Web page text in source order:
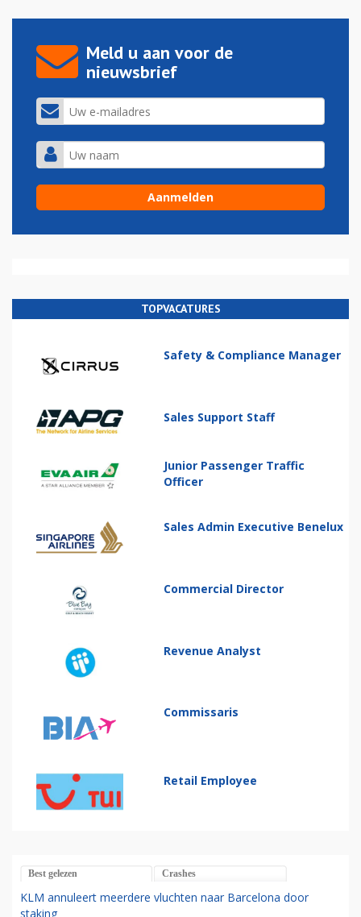
Meld u aan voor de
nieuwsbrief
TOPVACATURES
Safety & Compliance Manager
Sales Support Staff
Junior Passenger Traffic
Officer
Sales Admin Executive Benelux
Commercial Director
Revenue Analyst
Commissaris
Retail Employee
Best gelezen Crashes
KLM annuleert meerdere vluchten naar Barcelona door
staking